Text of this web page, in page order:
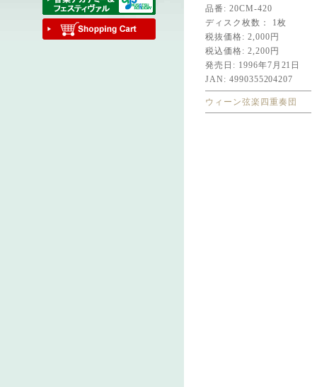
品番: 20CM-420
ディスク枚数： 1枚
税抜価格: 2,000円
税込価格: 2,200円
発売日: 1996年7月21日
JAN: 4990355204207
ウィーン弦楽四重奏団